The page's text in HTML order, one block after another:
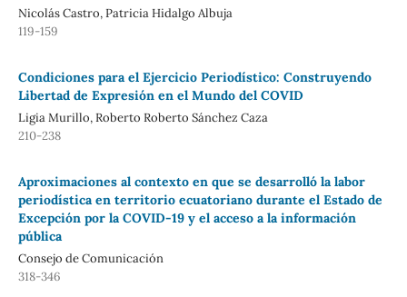
Nicolás Castro, Patricia Hidalgo Albuja
119-159
Condiciones para el Ejercicio Periodístico: Construyendo
Libertad de Expresión en el Mundo del COVID
Ligia Murillo, Roberto Roberto Sánchez Caza
210-238
Aproximaciones al contexto en que se desarrolló la labor
periodística en territorio ecuatoriano durante el Estado de
Excepción por la COVID-19 y el acceso a la información
pública
Consejo de Comunicación
318-346